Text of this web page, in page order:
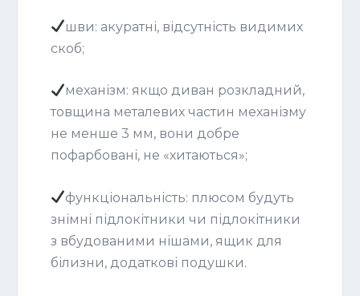
шви: акуратні, відсутність видимих ​​
скоб;
механізм: якщо диван розкладний,
товщина металевих частин механізму
не менше 3 мм, вони добре
пофарбовані, не «хитаються»;
функціональність: плюсом будуть
знімні підлокітники чи підлокітники
з вбудованими нішами, ящик для
білизни, додаткові подушки.